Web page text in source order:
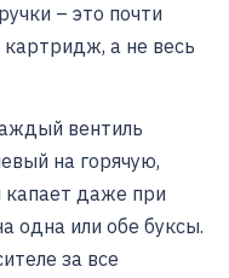
– это почти
картридж, а не весь
вентиль
на горячую,
капает даже при
одна или обе буксы.
за все